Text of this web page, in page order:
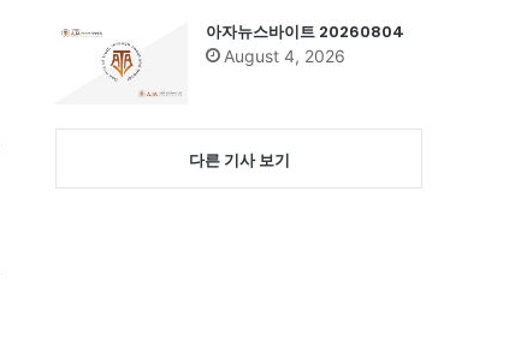
아자뉴스바이트 20260804
August 4, 2026
다른 기사 보기